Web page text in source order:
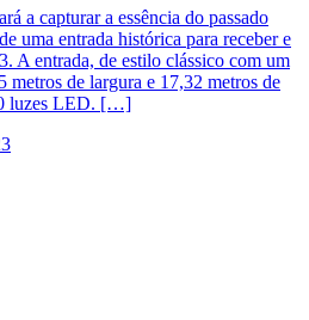
a capturar a essência do passado
uma entrada histórica para receber e
A entrada, de estilo clássico com um
metros de largura e 17,32 metros de
luzes LED. […]